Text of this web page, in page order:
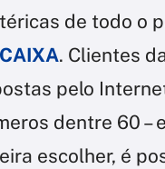
de todo o
. Clientes
pelo
dentre 60 –
escolher, é